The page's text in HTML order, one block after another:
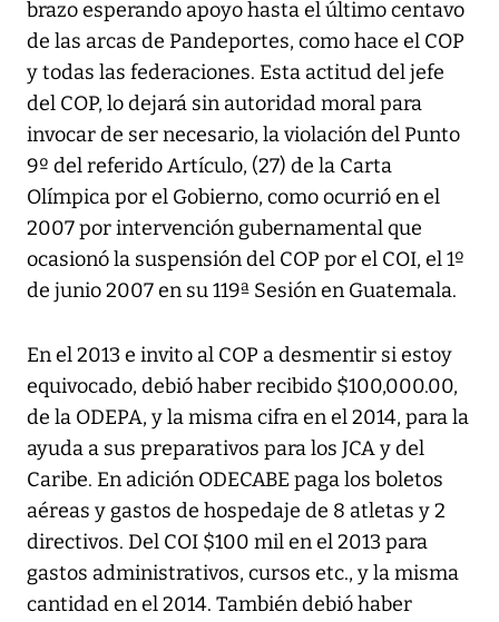
brazo esperando apoyo hasta el último centavo
de las arcas de Pandeportes, como hace el COP
y todas las federaciones. Esta actitud del jefe
del COP, lo dejará sin autoridad moral para
invocar de ser necesario, la violación del Punto
9º del referido Artículo, (27) de la Carta
Olímpica por el Gobierno, como ocurrió en el
2007 por intervención gubernamental que
ocasionó la suspensión del COP por el COI, el 1º
de junio 2007 en su 119ª Sesión en Guatemala.
En el 2013 e invito al COP a desmentir si estoy
equivocado, debió haber recibido $100,000.00,
de la ODEPA, y la misma cifra en el 2014, para la
ayuda a sus preparativos para los JCA y del
Caribe. En adición ODECABE paga los boletos
aéreas y gastos de hospedaje de 8 atletas y 2
directivos. Del COI $100 mil en el 2013 para
gastos administrativos, cursos etc., y la misma
cantidad en el 2014. También debió haber